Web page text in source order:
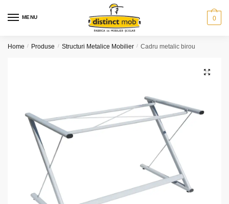
MENU 0
Home / Produse / Structuri Metalice Mobilier / Cadru metalic birou
🔍